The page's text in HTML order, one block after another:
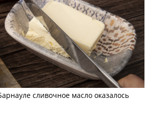
сливочное масло оказалось